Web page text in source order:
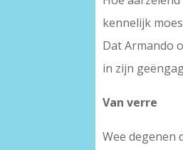
kennelijk
Dat Armando
in zijn
Van verre
Wee degenen